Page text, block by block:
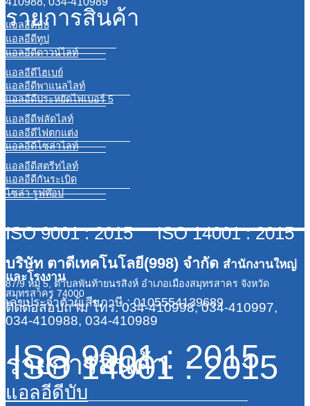
รายการสินค้า
แอลอีดีบับ
แอลอีดีทูป
แอลอีดีดาวน์ไลท์
แอลอีดีไฮเบย์
แอลอีดีพาแนลไลท์
แอลอีดีประหยัดไฟเบอร์ 5
แอลอีดีฟลัดไลท์
แอลอีดีไฟตกแต่ง
แอลอีดีโซล่าไลท์
แอลอีดีสตรีทไลท์
แอลอีดีกันระเบิด
โซล่า รูฟท๊อป
ISO 9001 : 2015 ISO 14001 : 2015
บริษัท ตาดีเทคโนโลยี(998) จำกัด สำนักงานใหญ่
และโรงงาน
87/9 หมู่ 5, ตำบลพันท้ายนรสิงห์ อำเภอเมืองสมุทรสาคร จังหวัด
สมุทรสาคร 74000
เลขประจำตัวผู้เสียภาษี : 0105554139689
ติดต่อสอบถาม โทร. 034-410998, 034-410997,
034-410988, 034-410989
ISO 9001 : 2015
ISO 14001 : 2015
รายการสินค้า
แอลอีดีบับ